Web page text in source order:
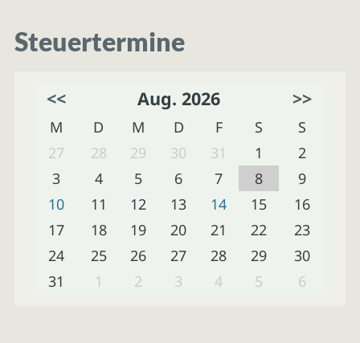
Steuertermine
<< Aug. 2026 >>
M D M D F S
S
27
28 29 30 31 1
2
3
4 5 6 7 8
9
10
11 12 13 14 15
16
17
18 19 20 21 22
23
24
25 26 27 28 29
30
31
1 2 3 4 5 6